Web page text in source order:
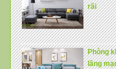
rãi
Phòng
lãng